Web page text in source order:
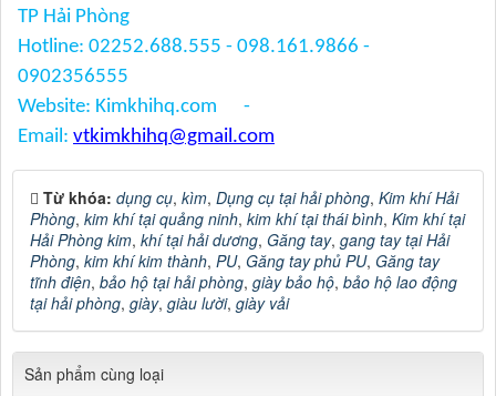
TP Hải Phòng
Hotline: 02252.688.555 - 098.161.9866 -
0902356555
Website: Kimkhihq.com -
Email: vtkimkhihq@gmail.com
Từ khóa: dụng cụ, kìm, Dụng cụ tại hải phòng, Kim khí Hải
Phòng, kim khí tại quảng ninh, kim khí tại thái bình, Kim khí tại
Hải Phòng kim, khí tại hải dương, Găng tay, gang tay tại Hải
Phòng, kim khí kim thành, PU, Găng tay phủ PU, Găng tay
tĩnh điện, bảo hộ tại hải phòng, giày bảo hộ, bảo hộ lao động
tại hải phòng, giày, giàu lười, giày vải
Sản phẩm cùng loại